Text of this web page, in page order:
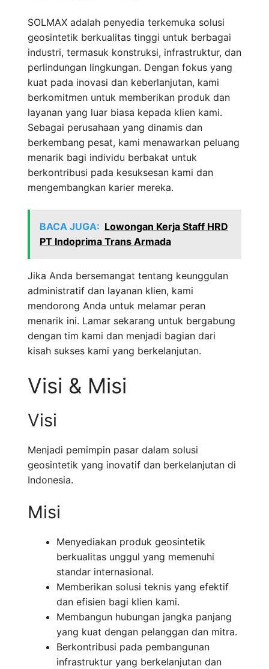
SOLMAX adalah penyedia terkemuka solusi
geosintetik berkualitas tinggi untuk berbagai
industri, termasuk konstruksi, infrastruktur, dan
perlindungan lingkungan. Dengan fokus yang
kuat pada inovasi dan keberlanjutan, kami
berkomitmen untuk memberikan produk dan
layanan yang luar biasa kepada klien kami.
Sebagai perusahaan yang dinamis dan
berkembang pesat, kami menawarkan peluang
menarik bagi individu berbakat untuk
berkontribusi pada kesuksesan kami dan
mengembangkan karier mereka.
BACA JUGA: Lowongan Kerja Staff HRD
PT Indoprima Trans Armada
Jika Anda bersemangat tentang keunggulan
administratif dan layanan klien, kami
mendorong Anda untuk melamar peran
menarik ini. Lamar sekarang untuk bergabung
dengan tim kami dan menjadi bagian dari
kisah sukses kami yang berkelanjutan.
Visi & Misi
Visi
Menjadi pemimpin pasar dalam solusi
geosintetik yang inovatif dan berkelanjutan di
Indonesia.
Misi
Menyediakan produk geosintetik
berkualitas unggul yang memenuhi
standar internasional.
Memberikan solusi teknis yang efektif
dan efisien bagi klien kami.
Membangun hubungan jangka panjang
yang kuat dengan pelanggan dan mitra.
Berkontribusi pada pembangunan
infrastruktur yang berkelanjutan dan